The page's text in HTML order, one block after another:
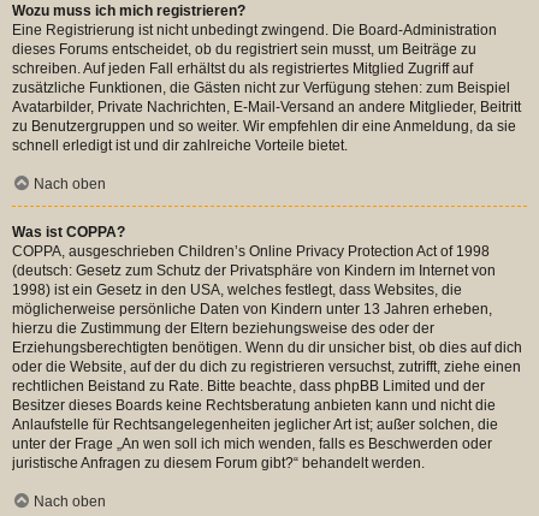
Wozu muss ich mich registrieren?
Eine Registrierung ist nicht unbedingt zwingend. Die Board-Administration
dieses Forums entscheidet, ob du registriert sein musst, um Beiträge zu
schreiben. Auf jeden Fall erhältst du als registriertes Mitglied Zugriff auf
zusätzliche Funktionen, die Gästen nicht zur Verfügung stehen: zum Beispiel
Avatarbilder, Private Nachrichten, E-Mail-Versand an andere Mitglieder, Beitritt
zu Benutzergruppen und so weiter. Wir empfehlen dir eine Anmeldung, da sie
schnell erledigt ist und dir zahlreiche Vorteile bietet.
Nach oben
Was ist COPPA?
COPPA, ausgeschrieben Children’s Online Privacy Protection Act of 1998
(deutsch: Gesetz zum Schutz der Privatsphäre von Kindern im Internet von
1998) ist ein Gesetz in den USA, welches festlegt, dass Websites, die
möglicherweise persönliche Daten von Kindern unter 13 Jahren erheben,
hierzu die Zustimmung der Eltern beziehungsweise des oder der
Erziehungsberechtigten benötigen. Wenn du dir unsicher bist, ob dies auf dich
oder die Website, auf der du dich zu registrieren versuchst, zutrifft, ziehe einen
rechtlichen Beistand zu Rate. Bitte beachte, dass phpBB Limited und der
Besitzer dieses Boards keine Rechtsberatung anbieten kann und nicht die
Anlaufstelle für Rechtsangelegenheiten jeglicher Art ist; außer solchen, die
unter der Frage „An wen soll ich mich wenden, falls es Beschwerden oder
juristische Anfragen zu diesem Forum gibt?“ behandelt werden.
Nach oben